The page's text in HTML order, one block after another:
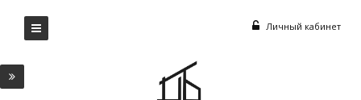
Личный кабинет